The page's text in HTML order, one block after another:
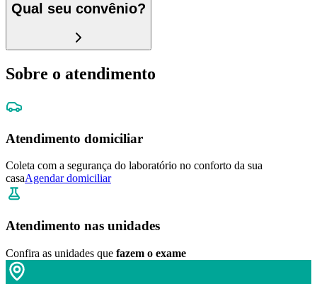
Qual seu convênio?
Sobre o atendimento
Atendimento domiciliar
Coleta com a segurança do laboratório no conforto da sua
casaAgendar domiciliar
Atendimento nas unidades
Confira as unidades que fazem o exame